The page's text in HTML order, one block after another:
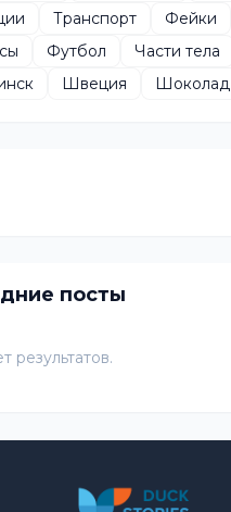
Транспорт Фейки
Футбол Части тела
Швеция Шоколад
посты
результатов.